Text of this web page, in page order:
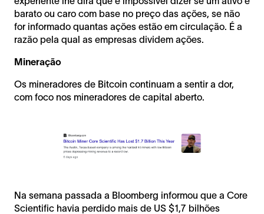
barato ou caro com base no preço das ações, se não
for informado quantas ações estão em circulação. É a
razão pela qual as empresas dividem ações.
Mineração
Os mineradores de Bitcoin continuam a sentir a dor,
com foco nos mineradores de capital aberto.
Na semana passada a Bloomberg informou que a Core
Scientific havia perdido mais de US $1,7 bilhões